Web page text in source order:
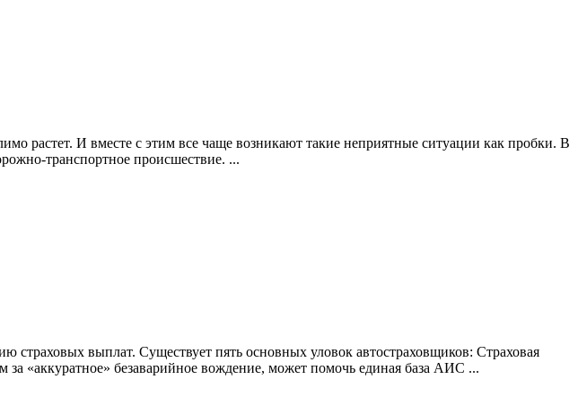
растет. И вместе с этим все чаще возникают такие неприятные ситуации как пробки. В
транспортное происшествие. ...
страховых выплат. Существует пять основных уловок автостраховщиков: Страховая
за «аккуратное» безаварийное вождение, может помочь единая база АИС ...